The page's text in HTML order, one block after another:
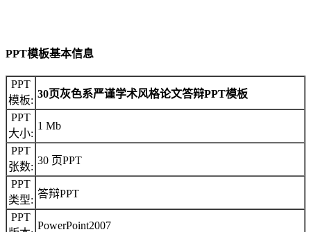
PPT模板基本信息
PPT
模板:
30页灰色系严谨学术风格论文答辩PPT模板
PPT
大小:
1 Mb
PPT
张数:
30 页PPT
PPT
类型:
答辩PPT
PPT
PowerPoint2007